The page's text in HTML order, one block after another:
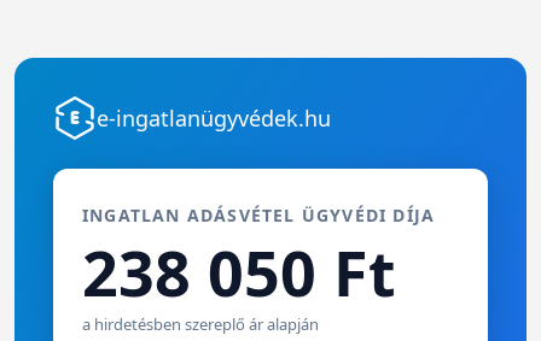
e-ingatlanügyvédek.hu
INGATLAN ADÁSVÉTEL ÜGYVÉDI DÍJA
238 050 Ft
a hirdetésben szereplő ár alapján